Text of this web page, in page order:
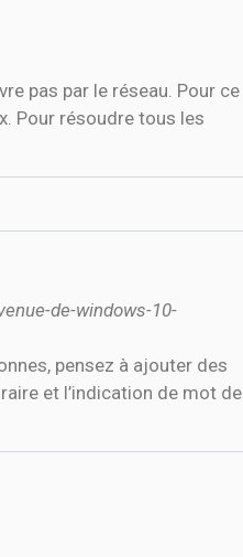
pas par le réseau. Pour ce
Pour résoudre tous les
de-windows-10-
pensez à ajouter des
et l’indication de mot de